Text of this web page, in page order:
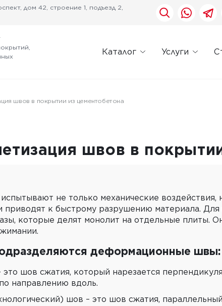
дом 42, строение 1, подъезд 2,
Каталог Услуги
швов в покрытии из цементобетона
швов в
не только механические
приводят к быстрому разрушению материала.
которые делят монолит на отдельные плиты.
деформационные швы:
шов сжатия, который нарезается
направлению вдоль.
шов – это шов сжатия,